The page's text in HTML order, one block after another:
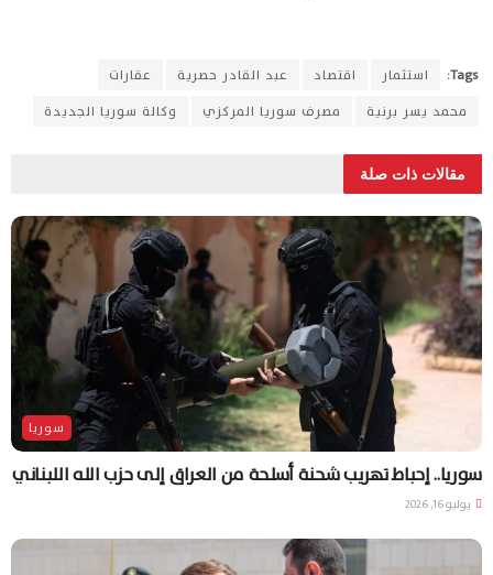
Tags: استثمار اقتصاد عبد القادر حصرية
عقارات
محمد يسر برنية
مصرف سوريا المركزي وكالة سوريا الجديدة
مقالات ذات صلة
سوريا
سوريا.. إحباط تهريب شحنة أسلحة من العراق إلى حزب الله اللبناني
يوليو 16, 2026